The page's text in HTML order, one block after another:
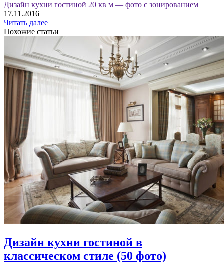
Дизайн кухни гостиной 20 кв м — фото с зонированием
17.11.2016
Читать далее
Похожие статьи
Дизайн кухни гостиной в
классическом стиле (50 фото)